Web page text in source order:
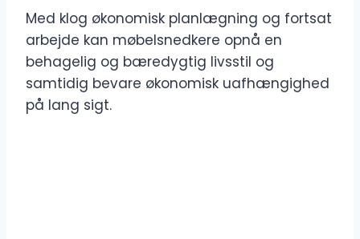
Med klog økonomisk planlægning og fortsat
arbejde kan møbelsnedkere opnå en
behagelig og bæredygtig livsstil og
samtidig bevare økonomisk uafhængighed
på lang sigt.